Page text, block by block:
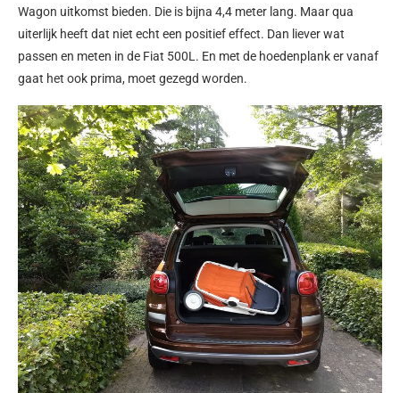
Wagon uitkomst bieden. Die is bijna 4,4 meter lang. Maar qua
uiterlijk heeft dat niet echt een positief effect. Dan liever wat
passen en meten in de Fiat 500L. En met de hoedenplank er vanaf
gaat het ook prima, moet gezegd worden.